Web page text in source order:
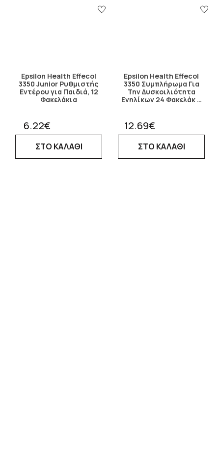
Epsilon Health Effecol
3350 Junior Ρυθμιστής
Εντέρου για Παιδιά, 12
Φακελάκια
6.22€
ΣΤΟ ΚΑΛΑΘΙ
Epsilon Health Effecol
3350 Συμπλήρωμα Για
Την Δυσκοιλιότητα
Ενηλίκων 24 Φακελάκ …
12.69€
ΣΤΟ ΚΑΛΑΘΙ